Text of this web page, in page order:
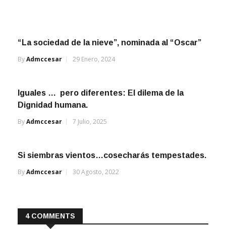
“La sociedad de la nieve”, nominada al “Oscar”
ByAdmccesar 29 Enero, 2024
Iguales … pero diferentes: El dilema de la
Dignidad humana.
ByAdmccesar 7 Julio, 2025
Si siembras vientos…cosecharás tempestades.
ByAdmccesar 30 Agosto, 2022
4 COMMENTS